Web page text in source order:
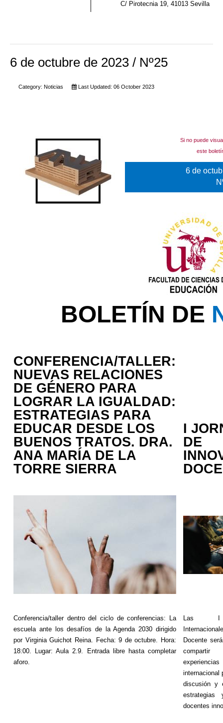
C/ Pirotecnia 19, 41013 Sevilla
6 de octubre de 2023 / Nº25
Category: Noticias Last Updated: 06 October 2023
Si no puede
este
6 de
BOLETÍN DE
CONFERENCIA/TALLER:
NUEVAS RELACIONES
DE GÉNERO PARA
LOGRAR LA IGUALDAD:
ESTRATEGIAS PARA
EDUCAR DESDE LOS
BUENOS TRATOS. DRA.
ANA MARÍA DE LA
TORRE SIERRA
I
DE
Conferencia/taller dentro del ciclo de conferencias: La
escuela ante los desafíos de la Agenda 2030 dirigido
por VirginiaGuichot Reina. Fecha: 9 de octubre. Hora:
18:00. Lugar: Aula 2.9. Entrada libre hasta completar
aforo.
Las I
Docente
internacional
discusión y
estrategias
docentes